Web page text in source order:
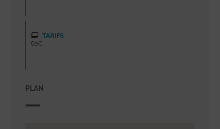
TARIFS
60€
PLAN